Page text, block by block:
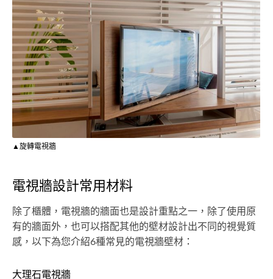
▲旋轉電視牆
電視牆設計常用材料
除了櫃體，電視牆的牆面也是設計重點之一，除了使用原
有的牆面外，也可以搭配其他的壁材設計出不同的視覺質
感，以下為您介紹6種常見的電視牆壁材：
大理石電視牆